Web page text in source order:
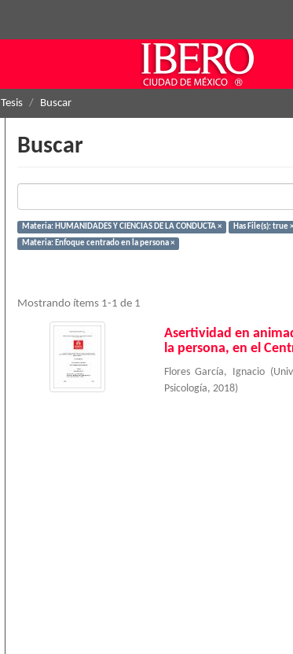
Tesis Buscar
Buscar
Materia: HUMANIDADES Y CIENCIAS DE LA CONDUCTA × Has File(s): true ×
Materia: Enfoque centrado en la persona ×
Mostrando ítems 1-1 de 1
Asertividad en
la persona, en el
Flores García, Ignacio (
Psicología, 2018)